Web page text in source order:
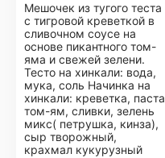
Мешочек из тугого теста
с тигровой креветкой в
сливочном соусе на
основе пикантного том-
яма и свежей зелени.
Тесто на хинкали: вода,
мука, соль Начинка на
хинкали: креветка, паста
том-ям, сливки, зелень
микс( петрушка, кинза),
сыр творожный,
крахмал кукурузный